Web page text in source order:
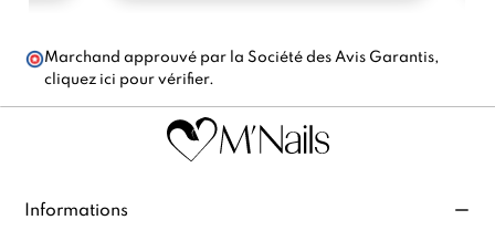
Marchand approuvé par la Société des Avis Garantis,
cliquez ici pour vérifier.
Informations